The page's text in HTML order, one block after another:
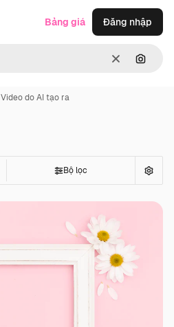
ThôngTìm
Bảng giá Đăng nhập
Video do AI tạo ra
Bộ lọc